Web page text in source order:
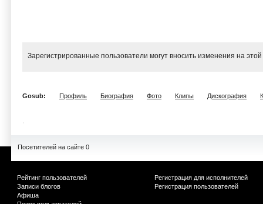
Зарегистрированные пользователи могут вносить изменения на
Gosub: Профиль Биография Фото Клипы Дискография
Посетителей на сайте 0
Рейтинг пользователей
Записи блогов
Афиша
Регистрация для исполнителей
Регистрация пользователей